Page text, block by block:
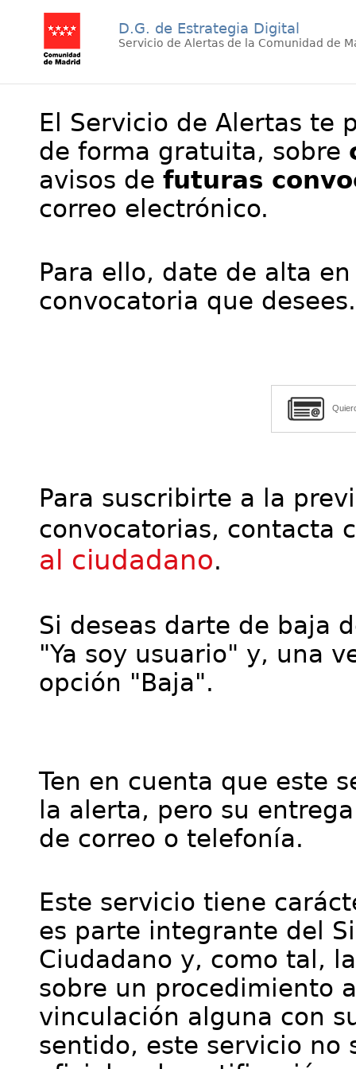
D.G. de Estrategia Digital
Servicio de Alertas de la Comunidad de
El Servicio de Alertas te
de forma gratuita, sobre
avisos de futuras
correo electrónico.
Para ello, date de alta
convocatoria que desees.
Para suscribirte a la
convocatorias, contacta
al ciudadano.
Si deseas darte de baja
"Ya soy usuario" y, una
opción "Baja".
Ten en cuenta que este
la alerta, pero su
de correo o telefonía.
Este servicio tiene
es parte integrante del
Ciudadano y, como tal,
sobre un procedimiento
vinculación alguna con
sentido, este servicio no